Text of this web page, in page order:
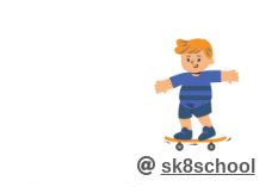
sk8school